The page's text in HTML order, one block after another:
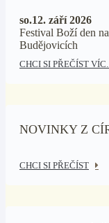
so.12. září 2026
Festival Boží den
Budějovicích
CHCI SI PŘEČÍST
NOVINKY Z
CHCI SI PŘEČÍST